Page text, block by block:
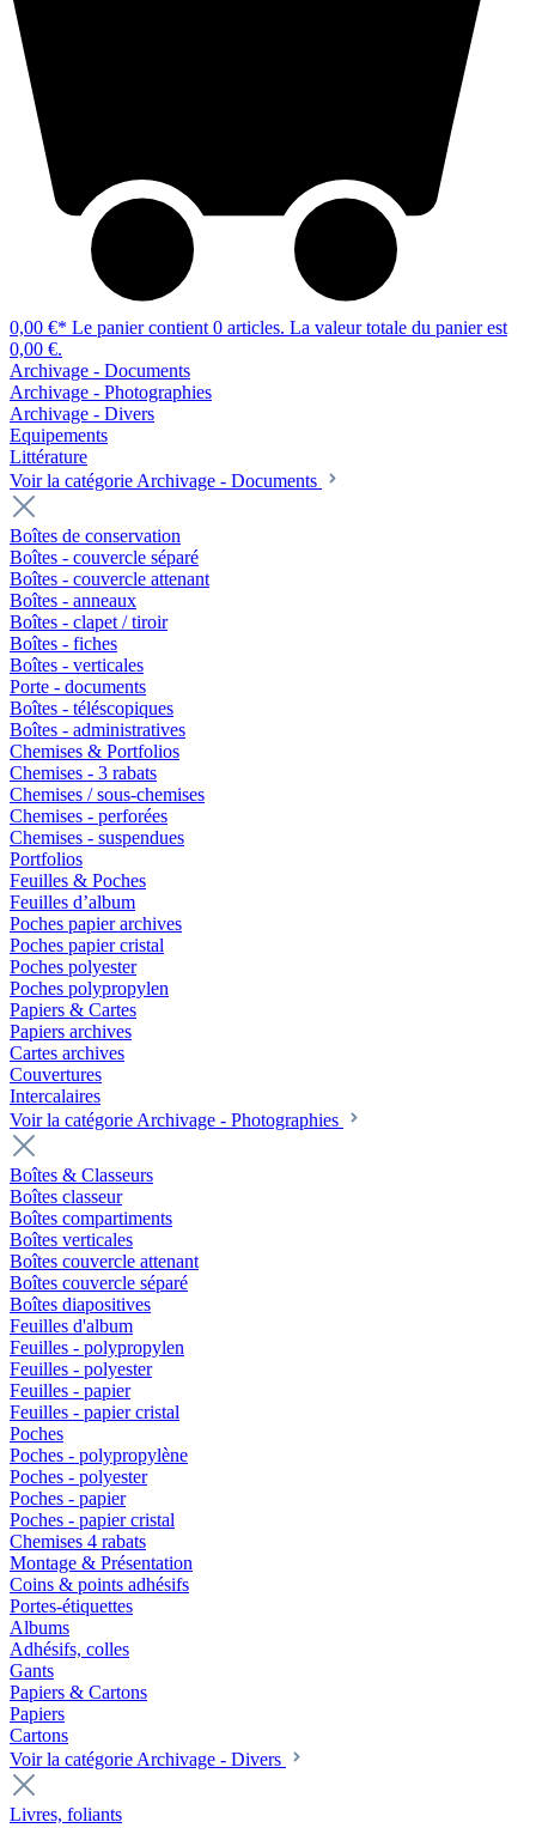
0,00 €* Le panier contient 0 articles. La valeur totale du panier est
0,00 €.
Archivage - Documents
Archivage - Photographies
Archivage - Divers
Equipements
Littérature
Voir la catégorie Archivage - Documents
Boîtes de conservation
Boîtes - couvercle séparé
Boîtes - couvercle attenant
Boîtes - anneaux
Boîtes - clapet / tiroir
Boîtes - fiches
Boîtes - verticales
Porte - documents
Boîtes - téléscopiques
Boîtes - administratives
Chemises & Portfolios
Chemises - 3 rabats
Chemises / sous-chemises
Chemises - perforées
Chemises - suspendues
Portfolios
Feuilles & Poches
Feuilles d’album
Poches papier archives
Poches papier cristal
Poches polyester
Poches polypropylen
Papiers & Cartes
Papiers archives
Cartes archives
Couvertures
Intercalaires
Voir la catégorie Archivage - Photographies
Boîtes & Classeurs
Boîtes classeur
Boîtes compartiments
Boîtes verticales
Boîtes couvercle attenant
Boîtes couvercle séparé
Boîtes diapositives
Feuilles d'album
Feuilles - polypropylen
Feuilles - polyester
Feuilles - papier
Feuilles - papier cristal
Poches
Poches - polypropylène
Poches - polyester
Poches - papier
Poches - papier cristal
Chemises 4 rabats
Montage & Présentation
Coins & points adhésifs
Portes-étiquettes
Albums
Adhésifs, colles
Gants
Papiers & Cartons
Papiers
Cartons
Voir la catégorie Archivage - Divers
Livres, foliants